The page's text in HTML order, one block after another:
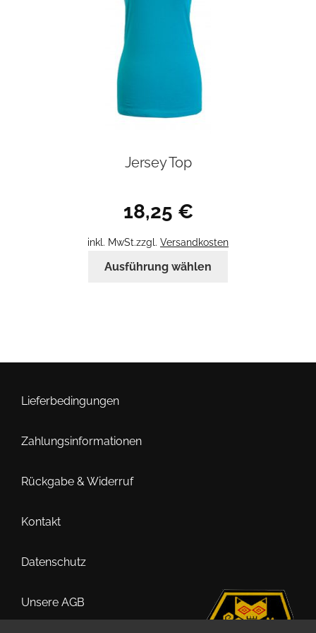
Jersey Top
18,25 €
inkl. MwSt.zzgl. Versandkosten
Ausführung wählen
Die
Lieferbedingungen
Zahlungsinformationen
Rückgabe & Widerruf
Kontakt
Datenschutz
Unsere AGB